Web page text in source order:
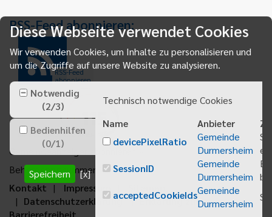
RSS-Feed abonnieren:
RSS-Feed
abonnieren
Gemeindeanzeiger abonnieren
Behördenrufnummer 115
Kontakt
Impressum
Datenschutzerklärung
Erklärung zur
Barrierefreiheit
Diese Webseite verwendet Cookies
Wir verwenden Cookies, um Inhalte zu personalisieren und
um die Zugriffe auf unsere Website zu analysieren.
Notwendig
(2/3)
Bedienhilfen
(0/1)
Speichern [x]
Technisch notwendige Cookies
Name
Anbieter
devicePixelRatio
Gemeinde
Durmersheim
SessionID
Gemeinde
Durmersheim
acceptedCookieIdsGemeinde
Durmersheim